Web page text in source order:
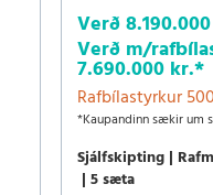
Verð
Verð m/
7.690.000 kr.*
Rafbílastyrkur
*Kaupandinn sækir um
Sjálfskipting
5 sæta